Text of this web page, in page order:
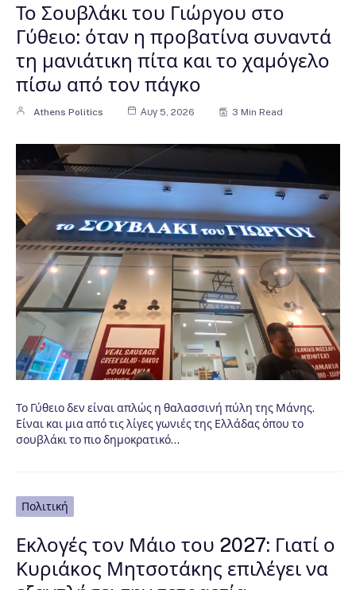
Το Σουβλάκι του Γιώργου στο
Γύθειο: όταν η προβατίνα συναντά
τη μανιάτικη πίτα και το χαμόγελο
πίσω από τον πάγκο
Athens Politics Αυγ 5, 2026 3 Min Read
Το Γύθειο δεν είναι απλώς η θαλασσινή πύλη της Μάνης.
Είναι και μια από τις λίγες γωνιές της Ελλάδας όπου το
σουβλάκι το πιο δημοκρατικό…
Πολιτική
Εκλογές τον Μάιο του 2027: Γιατί ο
Κυριάκος Μητσοτάκης επιλέγει να